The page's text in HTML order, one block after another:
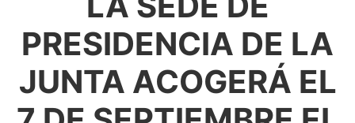
PRESIDENCIA DE LA
JUNTA ACOGERÁ EL